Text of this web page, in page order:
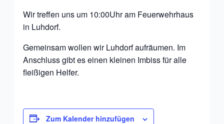
Wir treffen uns um 10:00Uhr am Feuerwehrhaus
in Luhdorf.
Gemeinsam wollen wir Luhdorf aufräumen. Im
Anschluss gibt es einen kleinen Imbiss für alle
fleißigen Helfer.
Zum Kalender hinzufügen